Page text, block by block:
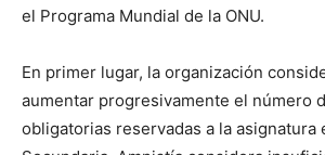
el Programa Mundial de la ONU.
En primer lugar, la organización
aumentar progresivamente el número
obligatorias reservadas a la asignatura